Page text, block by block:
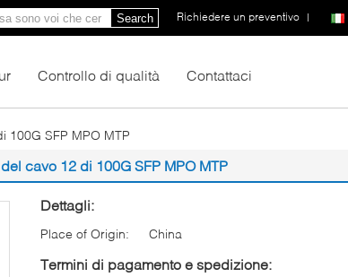
Richiedere un preventivo |
Search
Controllo di qualità Contattaci
SFP MPO MTP
cavo 12 di 100G SFP MPO MTP
Dettagli:
Place of Origin: China
Termini di pagamento e spedizione: